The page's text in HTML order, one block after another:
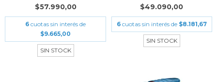
$57.990,00
6 cuotas sin interés de
$9.665,00
SIN STOCK
$49.090,00
6 cuotas sin interés de $8.181,67
SIN STOCK